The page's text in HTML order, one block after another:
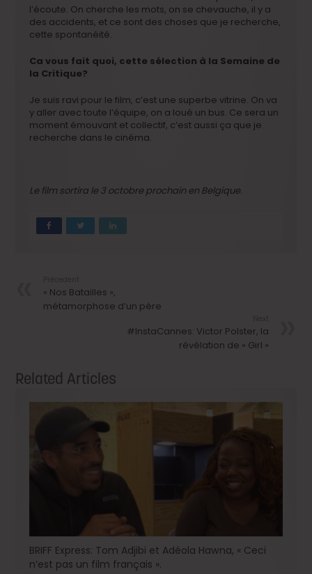
l’écoute. On cherche les mots, on se chevauche, il y a
des accidents, et ce sont des choses que je recherche,
cette spontanéité.
Ca vous fait quoi, cette sélection à la Semaine de
la Critique?
Je suis ravi pour le film, c’est une superbe vitrine. On va
y aller avec toute l’équipe, on a loué un bus. Ce sera un
moment émouvant et collectif, c’est aussi ça que je
recherche dans le cinéma.
Le film sortira le 3 octobre prochain en Belgique.
« Nos Batailles »,
métamorphose d’un père
#InstaCannes: Victor Polster, la
révélation de « Girl »
Related Articles
BRIFF Express: Tom Adjibi et Adéola Hawna, « Ceci
n’est pas un film français ».